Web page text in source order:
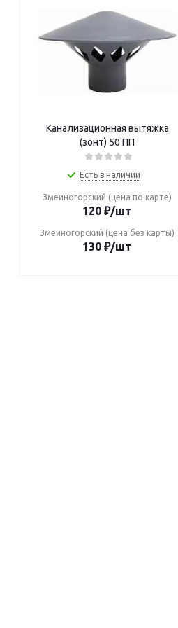
Канализационная вытяжка
(зонт) 50 ПП
Есть в наличии
Змеиногорский (цена по карте)
120 ₽/шт
Змеиногорский (цена без карты)
130 ₽/шт